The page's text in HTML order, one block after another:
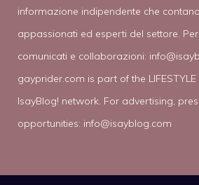
informazione indipendente che
appassionati ed esperti del settore.
comunicati e collaborazioni:
gayprider.com is part of the LIFESTYLE
IsayBlog! network. For advertising,
opportunities: info@isayblog.com